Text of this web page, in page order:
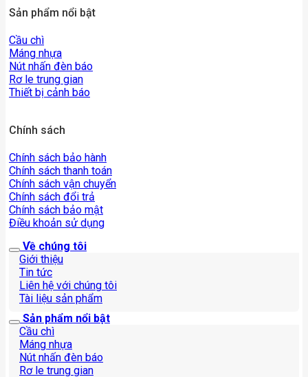
Sản phẩm nổi bật
Cầu chì
Máng nhựa
Nút nhấn đèn báo
Rơ le trung gian
Thiết bị cảnh báo
Chính sách
Chính sách bảo hành
Chính sách thanh toán
Chính sách vận chuyển
Chính sách đổi trả
Chính sách bảo mật
Điều khoản sử dụng
Về chúng tôi
Giới thiệu
Tin tức
Liên hệ với chúng tôi
Tài liệu sản phẩm
Sản phẩm nổi bật
Cầu chì
Máng nhựa
Nút nhấn đèn báo
Rơ le trung gian